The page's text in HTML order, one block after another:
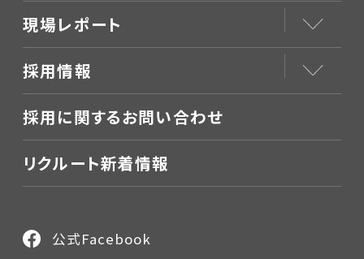
現場レポート
採用情報
採用に関するお問い合わせ
リクルート新着情報
公式Facebook